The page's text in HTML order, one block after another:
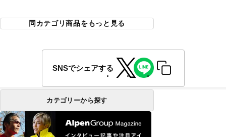
同カテゴリ商品をもっと見る
SNSでシェアする
カテゴリーから探す